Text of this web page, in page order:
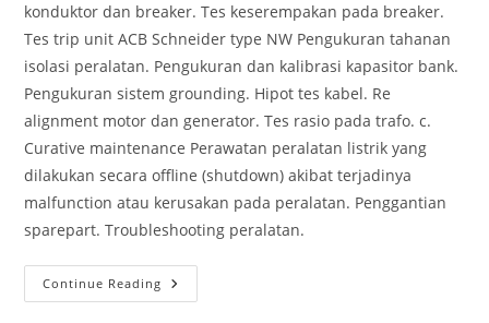
konduktor dan breaker. Tes keserempakan pada breaker.
Tes trip unit ACB Schneider type NW Pengukuran tahanan
isolasi peralatan. Pengukuran dan kalibrasi kapasitor bank.
Pengukuran sistem grounding. Hipot tes kabel. Re
alignment motor dan generator. Tes rasio pada trafo. c.
Curative maintenance Perawatan peralatan listrik yang
dilakukan secara offline (shutdown) akibat terjadinya
malfunction atau kerusakan pada peralatan. Penggantian
sparepart. Troubleshooting peralatan.
Continue Reading MAINTENANCE